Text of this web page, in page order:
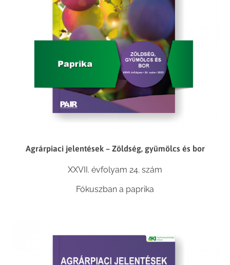
Agrárpiaci jelentések – Zöldség, gyümölcs és bor
XXVII. évfolyam 24. szám
Fókuszban a paprika